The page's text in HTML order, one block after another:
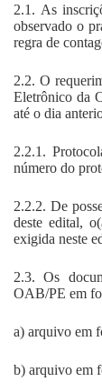
2.1. As
observado o
regra de
2.2. O
Eletrônico da
até o dia
2.2.1.
número do
2.2.2. De
deste edital,
exigida neste
2.3. Os
OAB/PE em
a) arquivo em
b) arquivo em